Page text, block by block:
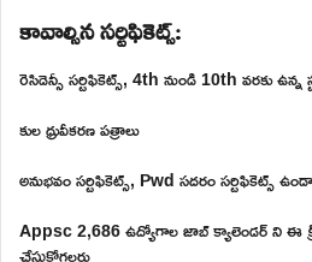
కావాల్సిన సర్టిఫికెట్స్:
రెసిడెన్సీ సర్టిఫికెట్స్, 4th నుండి 10th వరకు ఉన్న
కుల ధ్రువీకరణ పత్రాలు
అనుభవం సర్టిఫికెట్స్, Pwd సదరం సర్టిఫికెట్స్
Appsc 2,686 ఉద్యోగాల జాబ్ క్యాలెండర్ ని ఈ
చేసుకోగలరు